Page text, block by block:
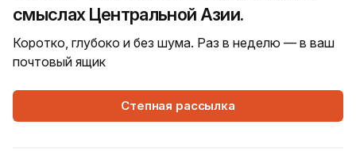
смыслах Центральной Азии.
Коротко, глубоко и без шума. Раз в неделю — в ваш
почтовый ящик
Степная рассылка